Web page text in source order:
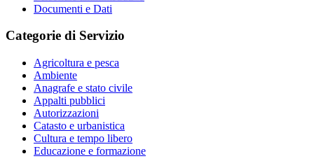
Documenti e Dati
Categorie di Servizio
Agricoltura e pesca
Ambiente
Anagrafe e stato civile
Appalti pubblici
Autorizzazioni
Catasto e urbanistica
Cultura e tempo libero
Educazione e formazione